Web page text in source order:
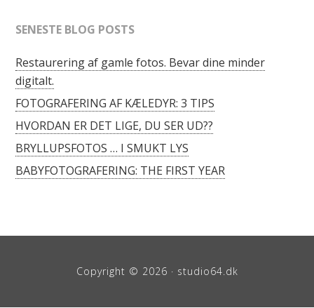
SENESTE BLOG POSTS
Restaurering af gamle fotos. Bevar dine minder
digitalt.
FOTOGRAFERING AF KÆLEDYR: 3 TIPS
HVORDAN ER DET LIGE, DU SER UD??
BRYLLUPSFOTOS … I SMUKT LYS
BABYFOTOGRAFERING: THE FIRST YEAR
Copyright © 2026 · studio64.dk